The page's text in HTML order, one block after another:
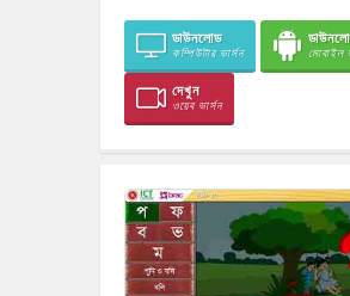
ডাউনলোড
কম্পিউটার ভার্সন মোবাইল
দেখুন
ওয়েব ভার্সন